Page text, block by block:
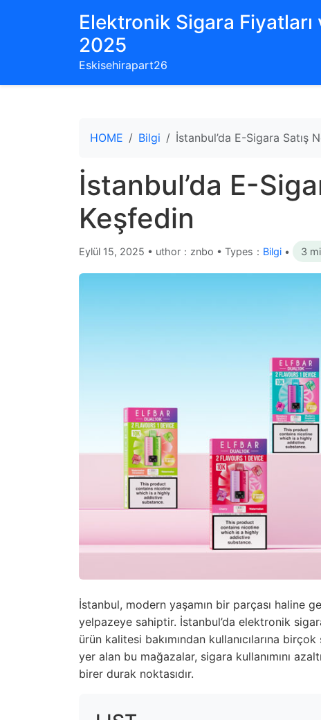
Elektronik Sigara Fiyatları
2025
Eskisehirapart26
HOME Bilgi İstanbul’da E-Sigara Satış
İstanbul’da E-
Keşfedin
Eylül 15, 2025 • uthor：znbo • Types： Bilgi • 3
İstanbul, modern yaşamın bir parçası haline
yelpazeye sahiptir. İstanbul’da elektronik
ürün kalitesi bakımından kullanıcılarına
yer alan bu mağazalar, sigara kullanımını
birer durak noktasıdır.